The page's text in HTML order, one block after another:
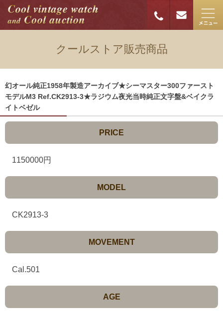
クールストア販売商品
幻オール純正1958年製造アーカイブ★シーマスター300ファースト
モデルM3 Ref.CK2913-3★ラジウム夜光当時純正文字盤&ベイクラ
イトベゼル
PRICE
1150000円
MODEL
CK2913-3
MOVEMENT
Cal.501
AGE